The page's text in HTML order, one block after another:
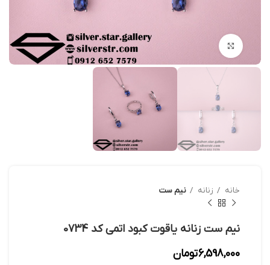
خانه زنانه نیم ست
نیم ست زنانه یاقوت کبود اتمی کد 0734
6,598,000تومان